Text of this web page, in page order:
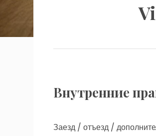
Внутренние
Заезд / отъезд /